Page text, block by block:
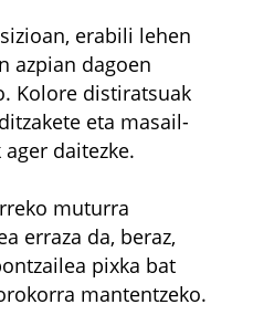
erabili lehen
azpian dagoen
Kolore distiratsuak
eta masail-
daitezke.
muturra
erraza da, beraz,
pixka bat
mantentzeko.